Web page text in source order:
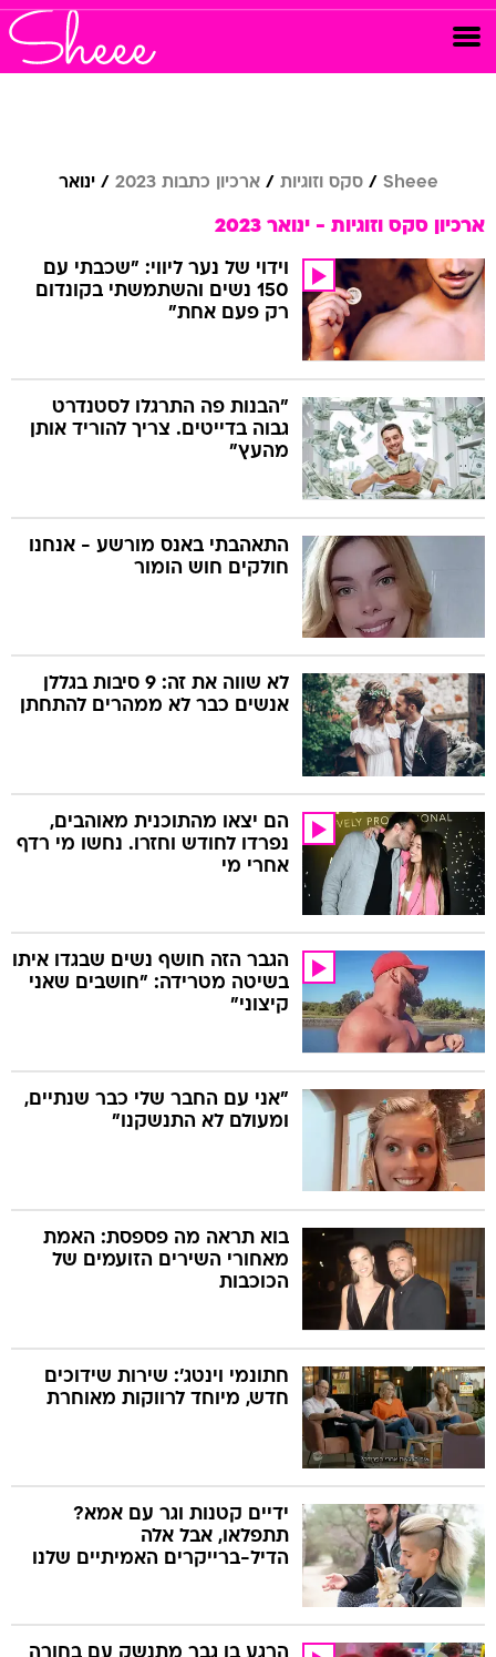
Sheee סקס וזוגיות ארכיון כתבות 2023 ינואר
ארכיון סקס וזוגיות - ינואר 2023
וידוי של נער ליווי: "שכבתי עם
150 נשים והשתמשתי בקונדום
רק פעם אחת"
"הבנות פה התרגלו לסטנדרט
גבוה בדייטים. צריך להוריד אותן
מהעץ"
התאהבתי באנס מורשע - אנחנו
חולקים חוש הומור
לא שווה את זה: 9 סיבות בגללן
אנשים כבר לא ממהרים להתחתן
הם יצאו מהתוכנית מאוהבים,
נפרדו לחודש וחזרו. נחשו מי רדף
אחרי מי
הגבר הזה חושף נשים שבגדו איתו
בשיטה מטרידה: "חושבים שאני
קיצוני"
"אני עם החבר שלי כבר שנתיים,
ומעולם לא התנשקנו"
בוא תראה מה פספסת: האמת
מאחורי השירים הזועמים של
הכוכבות
חתונמי וינטג': שירות שידוכים
חדש, מיוחד לרווקות מאוחרת
ידיים קטנות וגר עם אמא?
תתפלאו, אבל אלה
הדיל-ברייקרים האמיתיים שלנו